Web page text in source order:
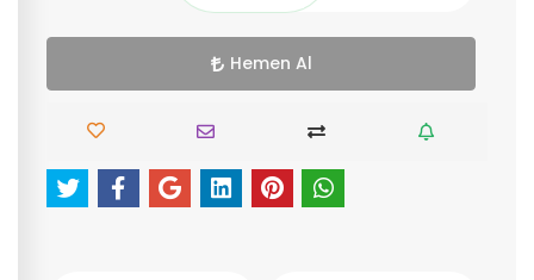
Hemen Al